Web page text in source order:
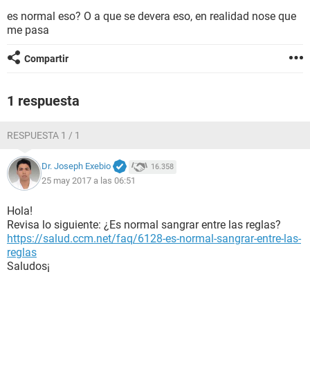
es normal eso? O a que se devera eso, en realidad nose que
me pasa
Compartir
1 respuesta
RESPUESTA 1 / 1
Dr. Joseph Exebio 16.358
25 may 2017 a las 06:51
Hola!
Revisa lo siguiente: ¿Es normal sangrar entre las reglas?
https://salud.ccm.net/faq/6128-es-normal-sangrar-entre-las-
reglas
Saludos¡